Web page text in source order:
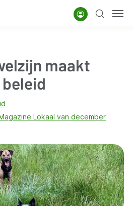
AccountZoeken
maakt
Lokaal van december